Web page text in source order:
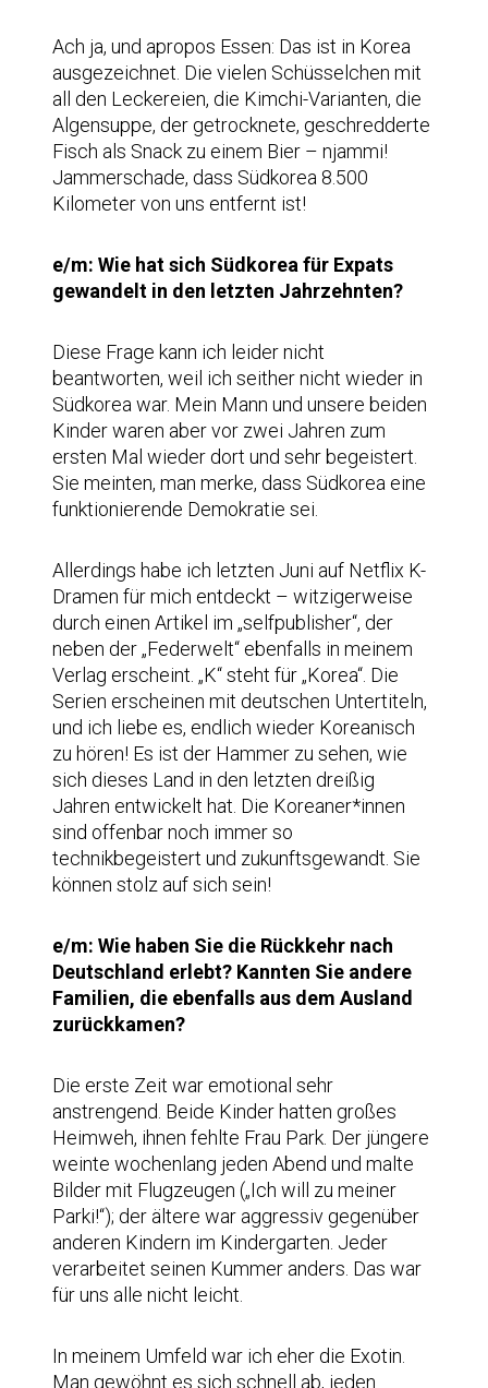
Ach ja, und apropos Essen: Das ist in Korea
ausgezeichnet. Die vielen Schüsselchen mit
all den Leckereien, die Kimchi-Varianten, die
Algensuppe, der getrocknete, geschredderte
Fisch als Snack zu einem Bier – njammi!
Jammerschade, dass Südkorea 8.500
Kilometer von uns entfernt ist!
e/m: Wie hat sich Südkorea für Expats
gewandelt in den letzten Jahrzehnten?
Diese Frage kann ich leider nicht
beantworten, weil ich seither nicht wieder in
Südkorea war. Mein Mann und unsere beiden
Kinder waren aber vor zwei Jahren zum
ersten Mal wieder dort und sehr begeistert.
Sie meinten, man merke, dass Südkorea eine
funktionierende Demokratie sei.
Allerdings habe ich letzten Juni auf Netflix K-
Dramen für mich entdeckt – witzigerweise
durch einen Artikel im „selfpublisher“, der
neben der „Federwelt“ ebenfalls in meinem
Verlag erscheint. „K“ steht für „Korea“. Die
Serien erscheinen mit deutschen Untertiteln,
und ich liebe es, endlich wieder Koreanisch
zu hören! Es ist der Hammer zu sehen, wie
sich dieses Land in den letzten dreißig
Jahren entwickelt hat. Die Koreaner*innen
sind offenbar noch immer so
technikbegeistert und zukunftsgewandt. Sie
können stolz auf sich sein!
e/m: Wie haben Sie die Rückkehr nach
Deutschland erlebt? Kannten Sie andere
Familien, die ebenfalls aus dem Ausland
zurückkamen?
Die erste Zeit war emotional sehr
anstrengend. Beide Kinder hatten großes
Heimweh, ihnen fehlte Frau Park. Der jüngere
weinte wochenlang jeden Abend und malte
Bilder mit Flugzeugen („Ich will zu meiner
Parki!“); der ältere war aggressiv gegenüber
anderen Kindern im Kindergarten. Jeder
verarbeitet seinen Kummer anders. Das war
für uns alle nicht leicht.
In meinem Umfeld war ich eher die Exotin.
Man gewöhnt es sich schnell ab, jeden